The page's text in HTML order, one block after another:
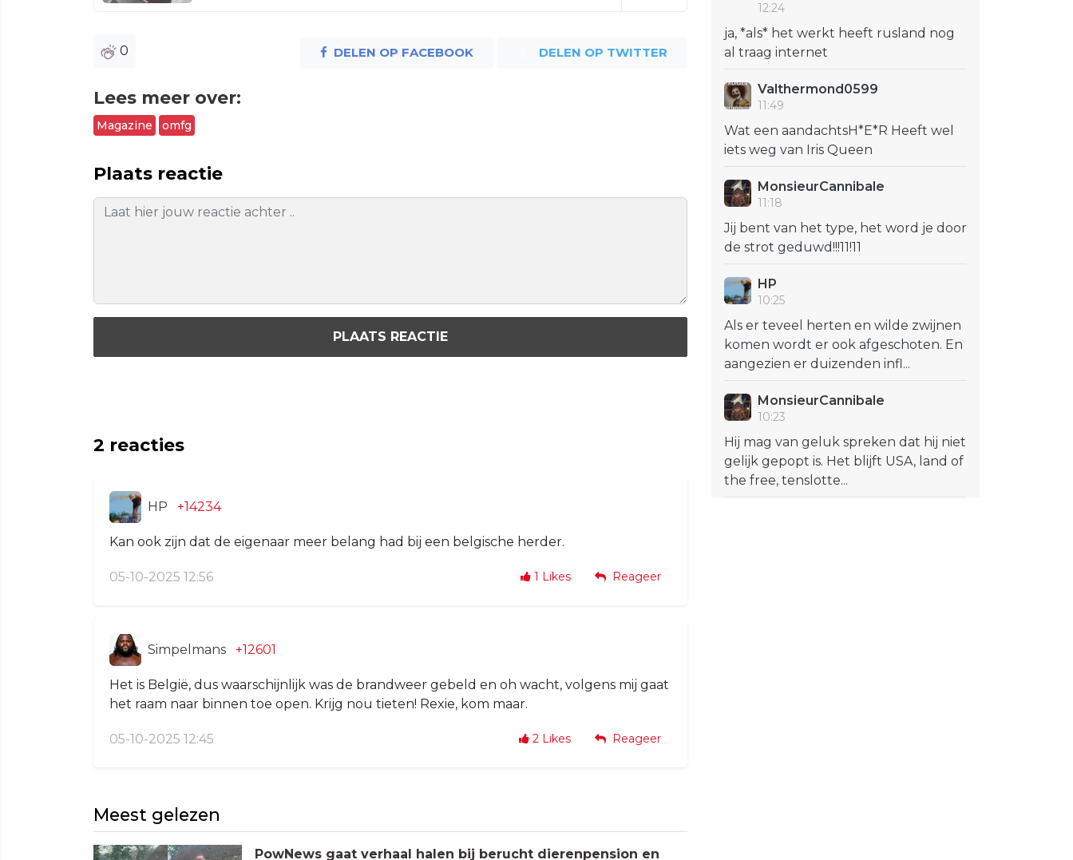
0 DELEN OP FACEBOOK DELEN OP TWITTER
Lees meer over:
Magazine omfg
Plaats reactie
PLAATS REACTIE
2 reacties
HP +14234
Kan ook zijn dat de eigenaar meer belang had bij een belgische herder.
05-10-2025 12:56 1 Likes Reageer
Simpelmans +12601
Het is België, dus waarschijnlijk was de brandweer gebeld en oh wacht, volgens mij gaat
het raam naar binnen toe open. Krijg nou tieten! Rexie, kom maar.
05-10-2025 12:45 2 Likes Reageer
Meest gelezen
PowNews gaat verhaal halen bij berucht dierenpension en
12:24
ja, *als* het werkt heeft rusland nog
al traag internet
Valthermond0599
11:49
Wat een aandachtsH*E*R Heeft wel
iets weg van Iris Queen
MonsieurCannibale
11:18
Jij bent van het type, het word je door
de strot geduwd!!!11!11
HP
10:25
Als er teveel herten en wilde zwijnen
komen wordt er ook afgeschoten. En
aangezien er duizenden infl...
MonsieurCannibale
10:23
Hij mag van geluk spreken dat hij niet
gelijk gepopt is. Het blijft USA, land of
the free, tenslotte...